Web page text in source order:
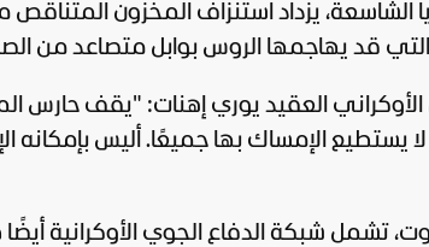
الشاسعة، يزداد استنزاف المخزون
قد يهاجمها الروس بوابل متصاعد من
العقيد يوري إهنات: "يقف حارس
لا يستطيع الإمساك بها جميعًا. أليس
تشمل شبكة الدفاع الجوي الأوكرانية أيضًا